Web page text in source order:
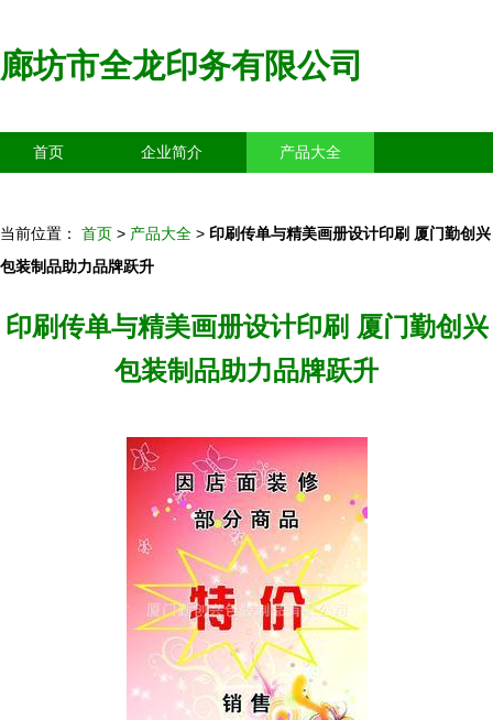
廊坊市全龙印务有限公司
首页 企业简介 产品大全
当前位置： 首页 > 产品大全 > 印刷传单与精美画册设计印刷 厦门勤创兴
包装制品助力品牌跃升
印刷传单与精美画册设计印刷 厦门勤创兴
包装制品助力品牌跃升